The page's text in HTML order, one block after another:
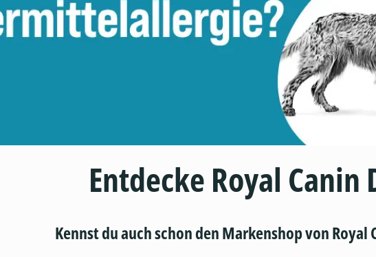
Entdecke Royal
Kennst du auch schon den Markenshop von Royal